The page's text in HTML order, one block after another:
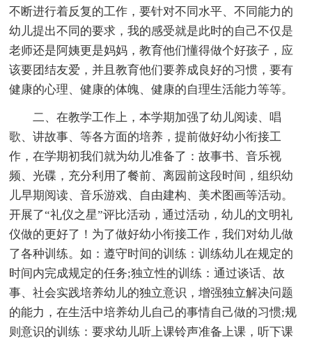
不断进行着反复的工作，要针对不同水平、不同能力的
幼儿提出不同的要求，我的感受就是此时的自己不仅是
老师还是阿姨更是妈妈，教育他们懂得做个好孩子，应
该要团结友爱，并且教育他们要养成良好的习惯，要有
健康的心理、健康的体魄、健康的自理生活能力等等。
二、在教学工作上，本学期加强了幼儿阅读、唱
歌、讲故事、等各方面的培养，提前做好幼小衔接工
作，在学期初我们就为幼儿准备了：故事书、音乐视
频、光碟，充分利用了餐前、离园前这段时间，组织幼
儿早期阅读、音乐游戏、自由建构、美术图画等活动。
开展了“礼仪之星”评比活动，通过活动，幼儿的文明礼
仪做的更好了！为了做好幼小衔接工作，我们对幼儿做
了各种训练。如：遵守时间的训练：训练幼儿在规定的
时间内完成规定的任务;独立性的训练：通过谈话、故
事、社会实践培养幼儿的独立意识，增强独立解决问题
的能力，在生活中培养幼儿自己的事情自己做的习惯;规
则意识的训练：要求幼儿听上课铃声准备上课，听下课